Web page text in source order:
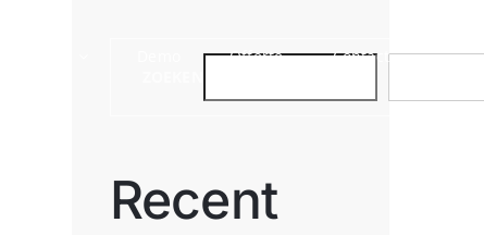
Offerte Contact
Recent